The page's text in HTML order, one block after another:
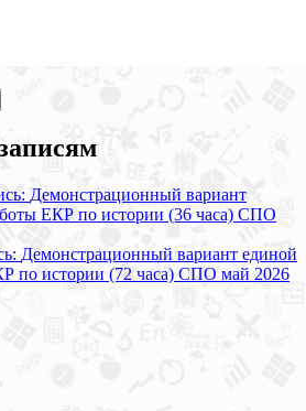
Демонстрационный вариант
ЕКР по истории (36 часа) СПО
Демонстрационный вариант единой
по истории (72 часа) СПО май 2026